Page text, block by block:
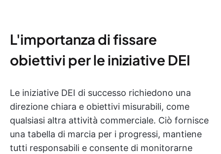
L'importanza di fissare
obiettivi per le iniziative DEI
Le iniziative DEI di successo richiedono una
direzione chiara e obiettivi misurabili, come
qualsiasi altra attività commerciale. Ciò fornisce
una tabella di marcia per i progressi, mantiene
tutti responsabili e consente di monitorarne